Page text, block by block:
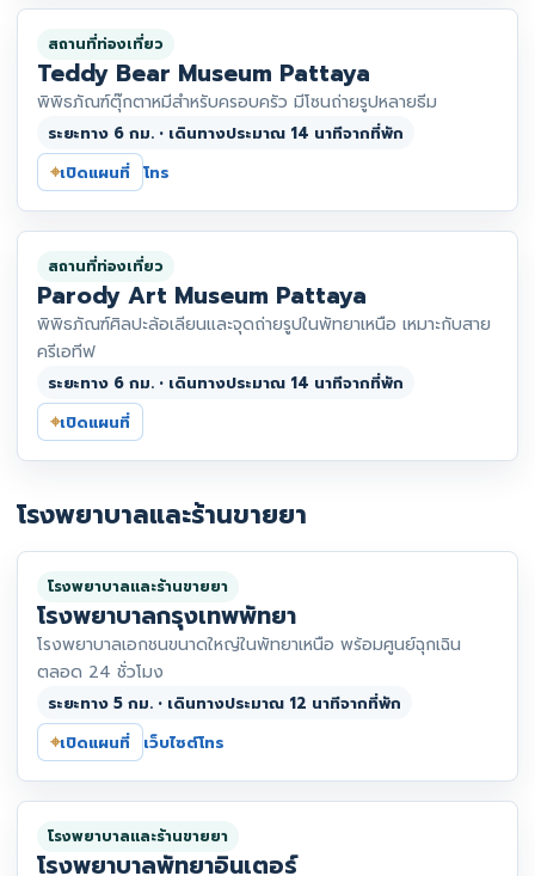
สถานที่ท่องเที่ยว
Teddy Bear Museum Pattaya
พิพิธภัณฑ์ตุ๊กตาหมีสำหรับครอบครัว มีโซนถ่ายรูปหลายธีม
ระยะทาง 6 กม. • เดินทางประมาณ 14 นาทีจากที่พัก
⌖เปิดแผนที่ โทร
สถานที่ท่องเที่ยว
Parody Art Museum Pattaya
พิพิธภัณฑ์ศิลปะล้อเลียนและจุดถ่ายรูปในพัทยาเหนือ เหมาะกับสาย
ครีเอทีฟ
ระยะทาง 6 กม. • เดินทางประมาณ 14 นาทีจากที่พัก
⌖เปิดแผนที่
โรงพยาบาลและร้านขายยา
โรงพยาบาลและร้านขายยา
โรงพยาบาลกรุงเทพพัทยา
โรงพยาบาลเอกชนขนาดใหญ่ในพัทยาเหนือ พร้อมศูนย์ฉุกเฉิน
ตลอด 24 ชั่วโมง
ระยะทาง 5 กม. • เดินทางประมาณ 12 นาทีจากที่พัก
⌖เปิดแผนที่ เว็บไซต์โทร
โรงพยาบาลและร้านขายยา
โรงพยาบาลพัทยาอินเตอร์